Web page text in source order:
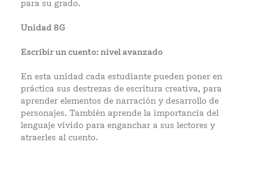
para su grado.
Unidad 8G
Escribir un cuento: nivel avanzado
En esta unidad cada estudiante pueden poner en
práctica sus destrezas de escritura creativa, para
aprender elementos de narración y desarrollo de
personajes. También aprende la importancia del
lenguaje vívido para enganchar a sus lectores y
atraerles al cuento.